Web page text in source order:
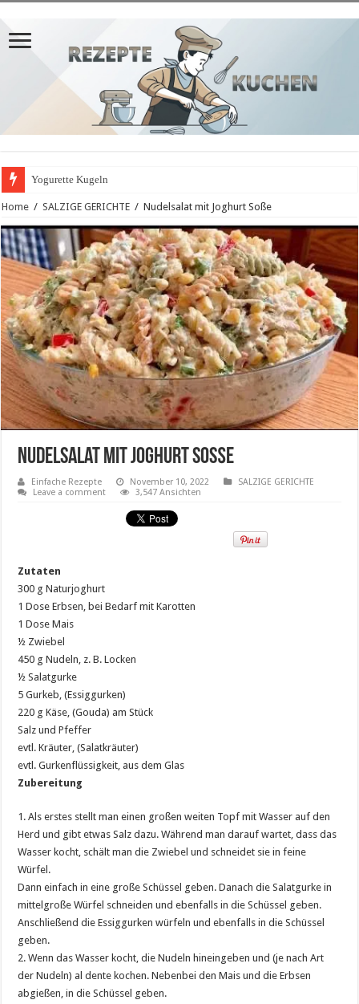
Yogurette Kugeln
Home / SALZIGE GERICHTE / Nudelsalat mit Joghurt Soße
Nudelsalat mit Joghurt Soße
Einfache Rezepte November 10, 2022
SALZIGE GERICHTE
Leave a comment
3,547 Ansichten
Zutaten
300 g Naturjoghurt
1 Dose Erbsen, bei Bedarf mit Karotten
1 Dose Mais
½ Zwiebel
450 g Nudeln, z. B. Locken
½ Salatgurke
5 Gurkeb, (Essiggurken)
220 g Käse, (Gouda) am Stück
Salz und Pfeffer
evtl. Kräuter, (Salatkräuter)
evtl. Gurkenflüssigkeit, aus dem Glas
Zubereitung
1. Als erstes stellt man einen großen weiten Topf mit Wasser auf den
Herd und gibt etwas Salz dazu. Während man darauf wartet, dass das
Wasser kocht, schält man die Zwiebel und schneidet sie in feine
Würfel.
Dann einfach in eine große Schüssel geben. Danach die Salatgurke in
mittelgroße Würfel schneiden und ebenfalls in die Schüssel geben.
Anschließend die Essiggurken würfeln und ebenfalls in die Schüssel
geben.
2. Wenn das Wasser kocht, die Nudeln hineingeben und (je nach Art
der Nudeln) al dente kochen. Nebenbei den Mais und die Erbsen
abgießen, in die Schüssel geben.